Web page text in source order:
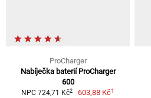
ProCharger
Nabíječka baterií ProCharger
600
NPC 724,71 Kč2 603,88 Kč1